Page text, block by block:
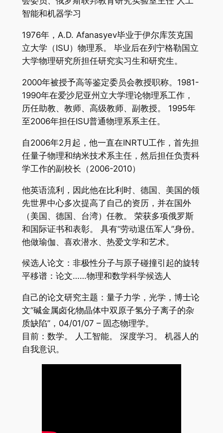
智能和机器学习
1976年，A.D. Afanasyev毕业于伊尔库茨克国
立大学（ISU）物理系。 毕业后在列宁格勒国立
大学物理研究所担任研究实习生和研究生。
2000年被授予高等鉴定委员会教授职称。1981-
1990年在爱沙尼亚州立大学理论物理系工作，
历任助教、教师、高级教师、副教授。 1995年
至2006年担任ISU普通物理系系主任。
自2006年2月起，他一直在INRTU工作，首先担
任量子物理和纳米技术系主任，然后担任负责科
学工作的副校长（2006-2010）
他英语流利，因此他在比利时、德国、美国的领
先世界中心多次提高了自己的资历，并在国外
（美国、德国、台湾）任教。 荣获多项俄罗斯
和国际证书和表彰。 具有“劳动退伍军人”身份。
他做瑜伽、喜欢潜水、热爱文学和艺术。
候选人论文：非极性分子与原子碰撞引起的旋转
平移谱：论文……物理和数学科学候选人
自己的论文研究主题：量子力学，光学，博士论
文“碱金属卤化物晶体中双原子氢分子离子的杂
质缺陷”，04/01/07 – 固态物理学。
目前：数学。 人工智能。 深度学习。 机器人的
自我意识。